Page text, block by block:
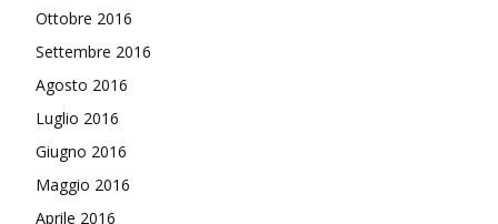
Ottobre 2016
Settembre 2016
Agosto 2016
Luglio 2016
Giugno 2016
Maggio 2016
Aprile 2016